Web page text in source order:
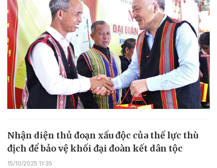
Nhận diện thủ đoạn xấu độc của thế lực thù
địch để bảo vệ khối đại đoàn kết dân tộc
15/10/2025 11:35